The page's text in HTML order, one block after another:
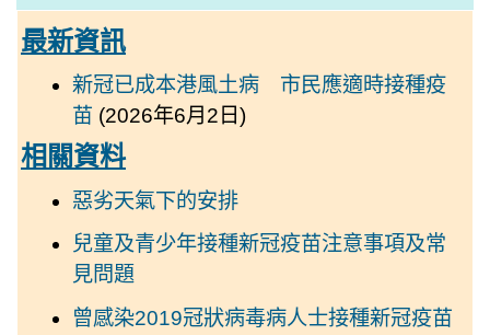
最新資訊
新冠已成本港風土病 市民應適時接種疫
苗 (2026年6月2日)
相關資料
惡劣天氣下的安排
兒童及青少年接種新冠疫苗注意事項及常
見問題
曾感染2019冠狀病毒病人士接種新冠疫苗